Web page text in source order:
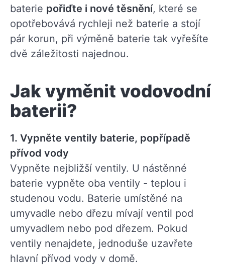
baterie pořiďte i nové těsnění, které se
opotřebovává rychleji než baterie a stojí
pár korun, při výměně baterie tak vyřešíte
dvě záležitosti najednou.
Jak vyměnit vodovodní
baterii?
1. Vypněte ventily baterie, popřípadě
přívod vody
Vypněte nejbližší ventily. U nástěnné
baterie vypněte oba ventily - teplou i
studenou vodu. Baterie umístěné na
umyvadle nebo dřezu mívají ventil pod
umyvadlem nebo pod dřezem. Pokud
ventily nenajdete, jednoduše uzavřete
hlavní přívod vody v domě.